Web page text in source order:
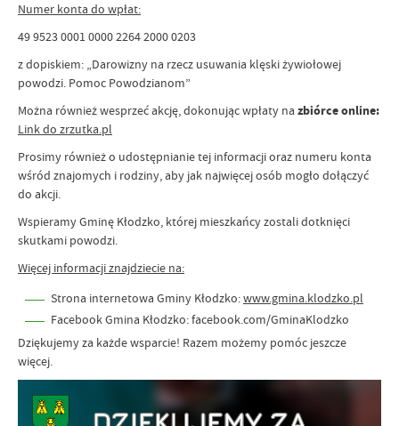
Numer konta do wpłat:
49 9523 0001 0000 2264 2000 0203
z dopiskiem: „Darowizny na rzecz usuwania klęski żywiołowej
powodzi. Pomoc Powodzianom”
Można również wesprzeć akcję, dokonując wpłaty na zbiórce online:
Link do zrzutka.pl
Prosimy również o udostępnianie tej informacji oraz numeru konta
wśród znajomych i rodziny, aby jak najwięcej osób mogło dołączyć
do akcji.
Wspieramy Gminę Kłodzko, której mieszkańcy zostali dotknięci
skutkami powodzi.
Więcej informacji znajdziecie na:
Strona internetowa Gminy Kłodzko:www.gmina.klodzko.pl
Facebook Gmina Kłodzko: facebook.com/GminaKlodzko
Dziękujemy za każde wsparcie! Razem możemy pomóc jeszcze
więcej.